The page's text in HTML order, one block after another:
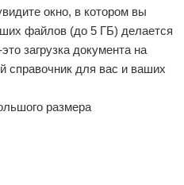
окно, в котором вы
файлов (до 5 ГБ) делается
загрузка документа на
справочник для вас и ваших